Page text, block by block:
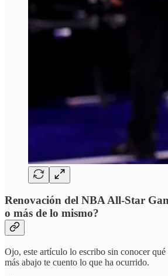
Renovación del NBA All-Star
o más de lo mismo?
Ojo, este artículo lo escribo sin conocer qué
más abajo te cuento lo que ha ocurrido.